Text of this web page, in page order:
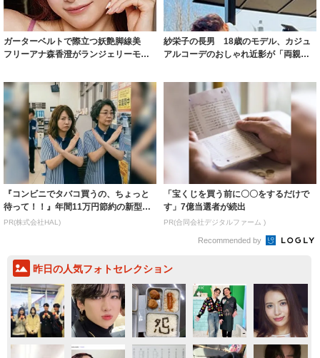
ガーターベルトで際立つ妖艶脚線美
フリーアナ森香澄がランジェリーモデ
紗栄子の長男 18歳のモデル、カジュ
アルコーデのおしゃれ近影が「両親の
『コンビニでタバコ買うの、ちょっと
待って！！』年間11万円節約の新型タ
バコ
PR(株式会社HAL)
「宝くじを買う前に〇〇をするだけで
す」7億当選者が続出
PR(合同会社デジタルファーム )
Recommended by
昨日の人気フォトセレクション